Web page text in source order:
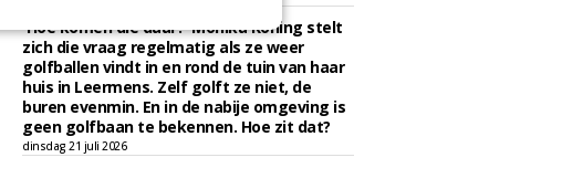
'Hoe komen die daar?' Monika Koning stelt
zich die vraag regelmatig als ze weer
golfballen vindt in en rond de tuin van haar
huis in Leermens. Zelf golft ze niet, de
buren evenmin. En in de nabije omgeving is
geen golfbaan te bekennen. Hoe zit dat?
dinsdag 21 juli 2026